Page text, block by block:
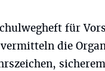
für
die